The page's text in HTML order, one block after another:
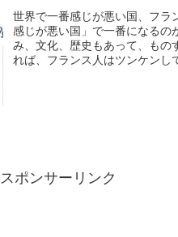
世界で一番感じが悪い国、フラ
感じが悪い国」で一番になるの
み、文化、歴史もあって、もの
れば、フランス人はツンケンし
スポンサーリンク